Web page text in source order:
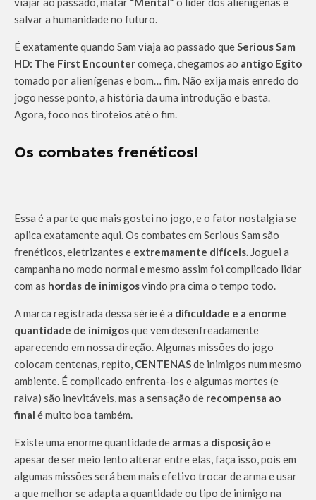
salvar a humanidade no futuro.
É exatamente quando Sam viaja ao passado que Serious Sam
HD: The First Encountercomeça, chegamos ao antigo Egito
tomado por alienígenas e bom… fim. Não exija mais enredo do
jogo nesse ponto, a história da uma introdução e basta.
Agora, foco nos tiroteios até o fim.
Os combates frenéticos!
Essa é a parte que mais gostei no jogo, e o fator nostalgia se
aplica exatamente aqui. Os combates em Serious Sam são
frenéticos, eletrizantes e extremamente difíceis. Joguei a
campanha no modo normal e mesmo assim foi complicado lidar
com as hordas de inimigosvindo pra cima o tempo todo.
A marca registrada dessa série é a dificuldade e a enorme
quantidade de inimigosque vem desenfreadamente
aparecendo em nossa direção. Algumas missões do jogo
colocam centenas, repito, CENTENASde inimigos num mesmo
ambiente. É complicado enfrenta-los e algumas mortes (e
raiva) são inevitáveis, mas a sensação de recompensa ao
final é muito boa também.
Existe uma enorme quantidade de armas a disposiçãoe
apesar de ser meio lento alterar entre elas, faça isso, pois em
algumas missões será bem mais efetivo trocar de arma e usar
a que melhor se adapta a quantidade ou tipo de inimigo na